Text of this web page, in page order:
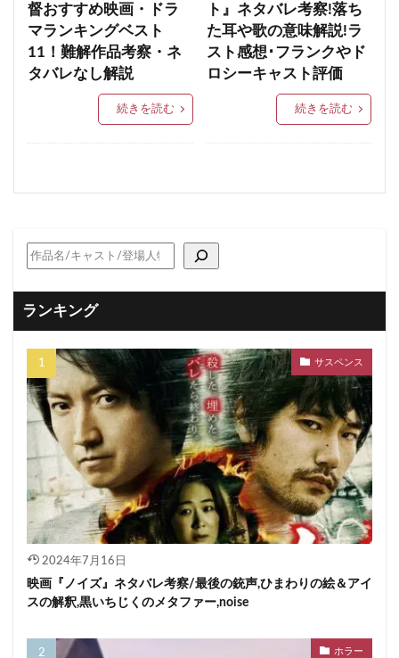
督おすすめ映画・ドラ
マランキングベスト
11！難解作品考察・ネ
タバレなし解説
続きを読む
ト』ネタバレ考察!落ち
た耳や歌の意味解説!ラ
スト感想･フランクやド
ロシーキャスト評価
続きを読む
ランキング
サスペンス
2024年7月16日
映画『ノイズ』ネタバレ考察/最後の銃声,ひまわりの絵＆アイ
スの解釈,黒いちじくのメタファー,noise
ホラー